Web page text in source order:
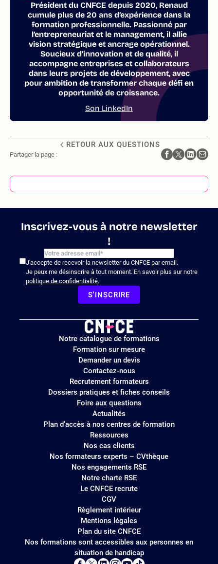
Président du CNFCE depuis 2020, Renaud
cumule plus de 20 ans d’expérience dans la
formation professionnelle. Passionné par
l’entrepreneuriat et le management, il allie
vision stratégique et ancrage opérationnel.
Soucieux d’innovation et de qualité, il
accompagne entreprises et collaborateurs
dans leurs projets de développement, avec
pour ambition de transformer chaque défi en
opportunité de croissance.
Son LinkedIn
RETOUR AUX QUESTIONS
Partager la page :
Inscrivez-vous à notre newsletter
!
J'accepte de recevoir la newsletter du CNFCE par email.
Je peux me désinscrire à tout moment. En savoir plus sur notre
politique de confidentialité.
S'INSCRIRE
Logo
site
Notre catalogue de formations
Formation sur mesure
Demander un devis
Contactez-nous
Recrutement formateurs
Dossiers pratiques et fiches conseils
Foire aux questions
Actualités
Plan d'accès à nos centres de formation
Ressources
Nos cas clients
Nos formateurs experts – CVthèque
Nos engagements RSE
Notre charte RSE
Le CNFCE recrute
CGV
Règlement intérieur
Mentions légales
Plan du site CNFCE
Nos formations sont accessibles aux personnes en
situation de handicap